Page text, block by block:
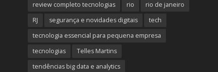
review completo tecnologias
rio
rio de janeiro
RJ
segurança e novidades digitais
tech
tecnologia essencial para pequena empresa
tecnologias
Telles Martins
tendências big data e analytics